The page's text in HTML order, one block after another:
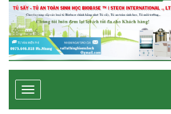
Toggle
navigation